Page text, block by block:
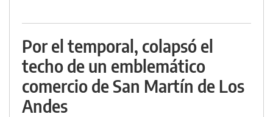
Por el temporal, colapsó el
techo de un emblemático
comercio de San Martín de Los
Andes